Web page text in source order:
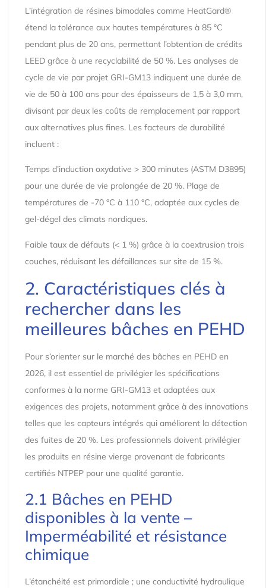
L’intégration de résines bimodales comme HeatGard®
étend la tolérance aux hautes températures à 85 °C
pendant plus de 20 ans, permettant l’obtention de crédits
LEED grâce à une recyclabilité de 50 %. Les analyses de
cycle de vie par projet GRI-GM13 indiquent une durée de
vie de 50 à 100 ans pour des épaisseurs de 1,5 à 3,0 mm,
divisant par deux les coûts de remplacement par rapport
aux alternatives plus fines. Les facteurs de durabilité
incluent :
Temps d’induction oxydative > 300 minutes (ASTM D3895)
pour une durée de vie prolongée de 20 %. Plage de
températures de -70 °C à 110 °C, adaptée aux cycles de
gel-dégel des climats nordiques.
Faible taux de défauts (< 1 %) grâce à la coextrusion trois
couches, réduisant les défaillances sur site de 15 %.
2. Caractéristiques clés à
rechercher dans les
meilleures bâches en PEHD
Pour s’orienter sur le marché des bâches en PEHD en
2026, il est essentiel de privilégier les spécifications
conformes à la norme GRI-GM13 et adaptées aux
exigences des projets, notamment grâce à des innovations
telles que les capteurs intégrés qui améliorent la détection
des fuites de 20 %. Les professionnels doivent privilégier
les produits en résine vierge provenant de fabricants
certifiés NTPEP pour une qualité garantie.
2.1 Bâches en PEHD
disponibles à la vente –
Imperméabilité et résistance
chimique
L’étanchéité est primordiale ; une conductivité hydraulique